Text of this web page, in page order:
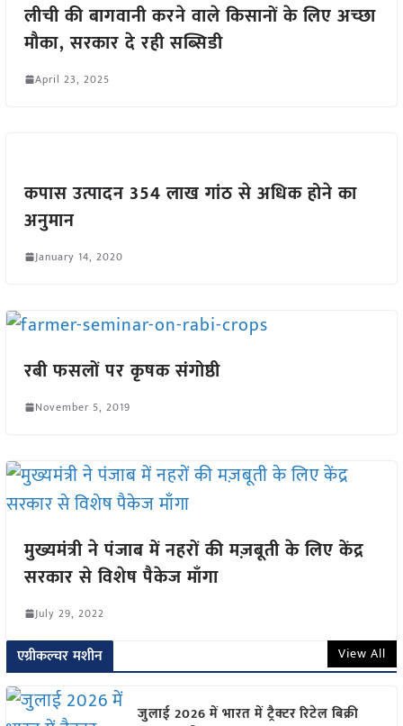
लीची की बागवानी करने वाले किसानों के लिए अच्छा
मौका, सरकार दे रही सब्सिडी
April 23, 2025
कपास उत्पादन 354 लाख गांठ से अधिक होने का
अनुमान
January 14, 2020
रबी फसलों पर कृषक संगोष्ठी
November 5, 2019
मुख्यमंत्री ने पंजाब में नहरों की मज़बूती के लिए केंद्र
सरकार से विशेष पैकेज माँगा
July 29, 2022
एग्रीकल्चर मशीन View All
जुलाई 2026 में भारत में ट्रैक्टर रिटेल बिक्री